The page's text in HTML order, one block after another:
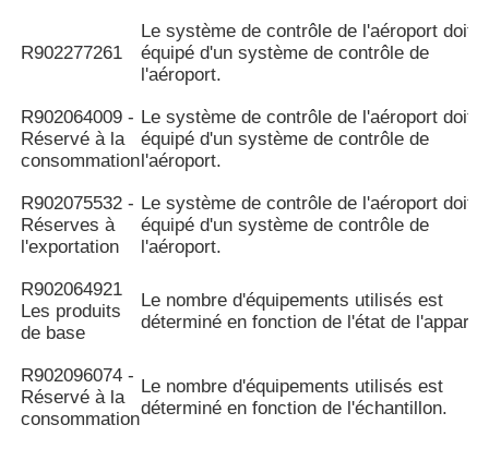
R902277261
Le système de contrôle de l'aéroport doit
équipé d'un système de contrôle de
l'aéroport.
R902064009 -
Réservé à la
consommation
Le système de contrôle de l'aéroport doit
équipé d'un système de contrôle de
l'aéroport.
R902075532 -
Réserves à
l'exportation
Le système de contrôle de l'aéroport doit
équipé d'un système de contrôle de
l'aéroport.
R902064921
Les produits
de base
Le nombre d'équipements utilisés est
déterminé en fonction de l'état de
R902096074 -
Réservé à la
consommation
Le nombre d'équipements utilisés est
déterminé en fonction de l'échantillon.